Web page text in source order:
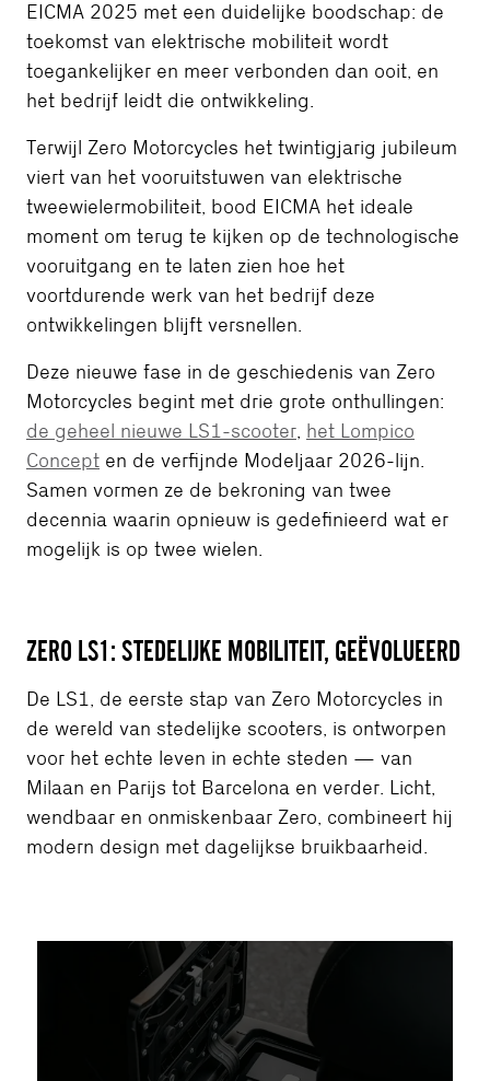
EICMA 2025 met een duidelijke boodschap: de
toekomst van elektrische mobiliteit wordt
toegankelijker en meer verbonden dan ooit, en
het bedrijf leidt die ontwikkeling.
Terwijl Zero Motorcycles het twintigjarig jubileum
viert van het vooruitstuwen van elektrische
tweewielermobiliteit, bood EICMA het ideale
moment om terug te kijken op de technologische
vooruitgang en te laten zien hoe het
voortdurende werk van het bedrijf deze
ontwikkelingen blijft versnellen.
Deze nieuwe fase in de geschiedenis van Zero
Motorcycles begint met drie grote onthullingen:
de geheel nieuwe LS1-scooter, het Lompico
Concept en de verfijnde Modeljaar 2026-lijn.
Samen vormen ze de bekroning van twee
decennia waarin opnieuw is gedefinieerd wat er
mogelijk is op twee wielen.
ZERO LS1: STEDELIJKE MOBILITEIT, GEËVOLUEERD
De LS1, de eerste stap van Zero Motorcycles in
de wereld van stedelijke scooters, is ontworpen
voor het echte leven in echte steden — van
Milaan en Parijs tot Barcelona en verder. Licht,
wendbaar en onmiskenbaar Zero, combineert hij
modern design met dagelijkse bruikbaarheid.